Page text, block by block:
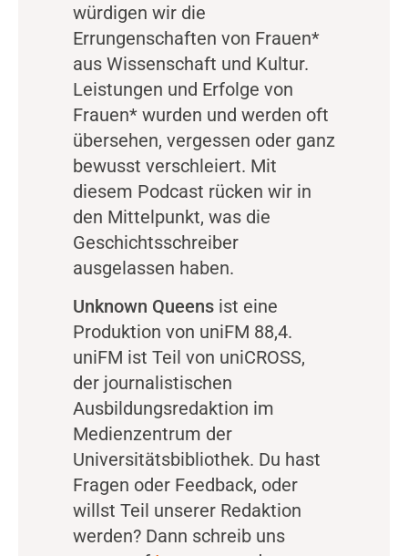
würdigen wir die
Errungenschaften von Frauen*
aus Wissenschaft und Kultur.
Leistungen und Erfolge von
Frauen* wurden und werden oft
übersehen, vergessen oder ganz
bewusst verschleiert. Mit
diesem Podcast rücken wir in
den Mittelpunkt, was die
Geschichtsschreiber
ausgelassen haben.
Unknown Queens ist eine
Produktion von uniFM 88,4.
uniFM ist Teil von uniCROSS,
der journalistischen
Ausbildungsredaktion im
Medienzentrum der
Universitätsbibliothek. Du hast
Fragen oder Feedback, oder
willst Teil unserer Redaktion
werden? Dann schreib uns